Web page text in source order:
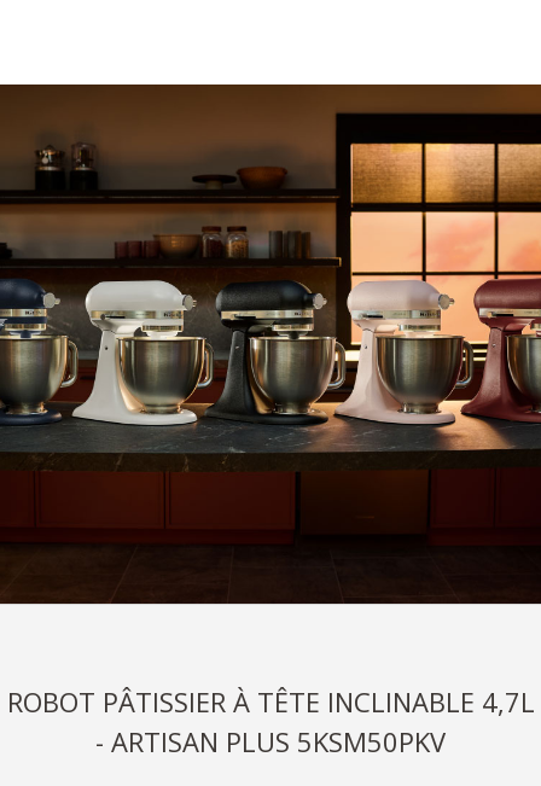
ROBOT PÂTISSIER À TÊTE INCLINABLE 4,7L
- ARTISAN PLUS 5KSM50PKV